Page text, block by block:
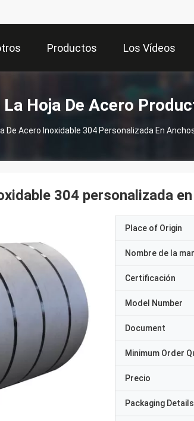
Productos Los Vídeos
Hoja De Acero
De Acero Inoxidable 304 Personalizada En
304 personalizada
Place of Origin
Nombre de la
Certificación
Model Number
Document
Minimum Order
Precio
Packaging Details